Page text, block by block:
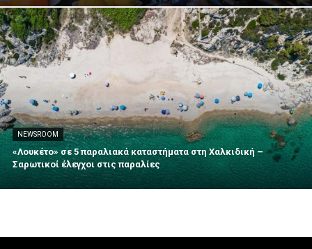
NEWSROOM
«Λουκέτο» σε 5 παραλιακά καταστήματα στη Χαλκιδική –
Σαρωτικοί έλεγχοι στις παραλίες